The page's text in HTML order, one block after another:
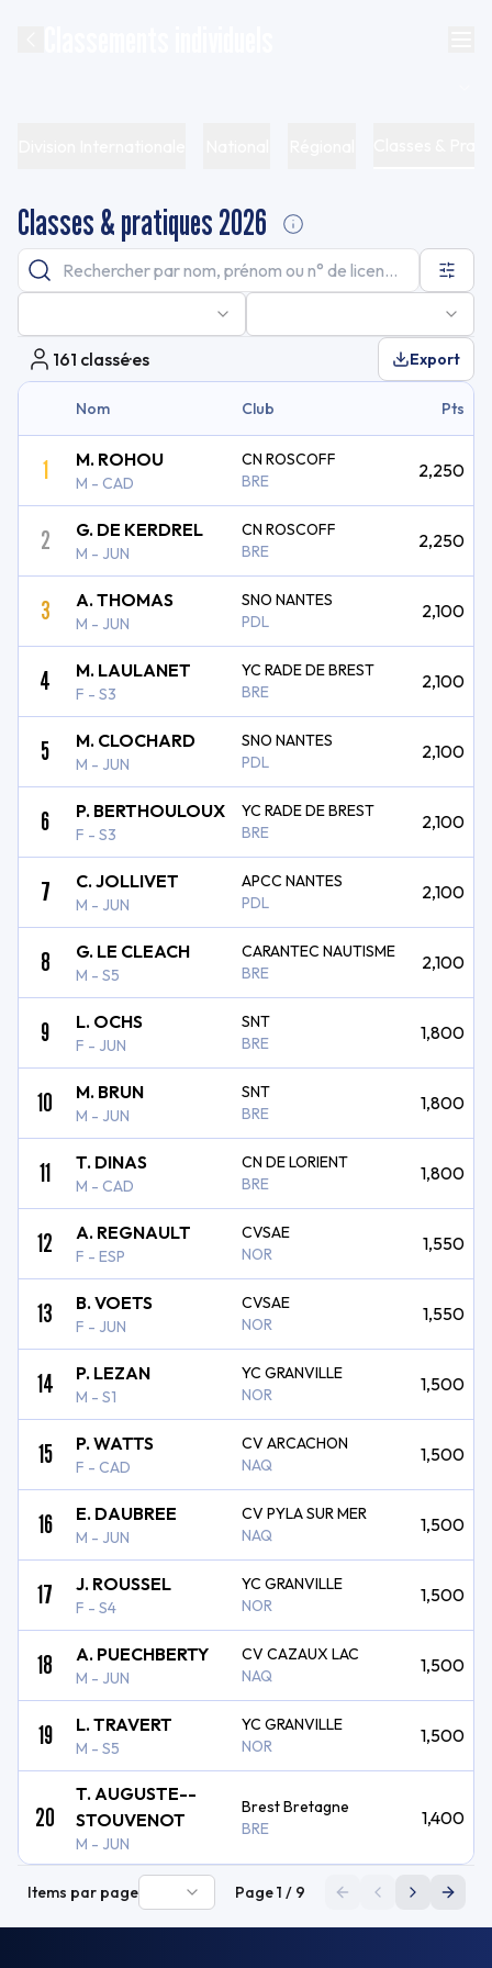
Classes & pratiques 2026
161 classé·es Export
Nom Club Pts
1 M. ROHOU
M - CAD
CN ROSCOFF
BRE
2,250
2 G. DE KERDREL
M - JUN
CN ROSCOFF
BRE
2,250
3 A. THOMAS
M - JUN
SNO NANTES
PDL
2,100
4 M. LAULANET
F - S3
YC RADE DE BREST
BRE
2,100
5 M. CLOCHARD
M - JUN
SNO NANTES
PDL
2,100
6 P. BERTHOULOUX
F - S3
YC RADE DE BREST
BRE
2,100
7 C. JOLLIVET
M - JUN
APCC NANTES
PDL
2,100
8 G. LE CLEACH
M - S5
CARANTEC NAUTISME
BRE
2,100
9 L. OCHS
F - JUN
SNT
BRE
1,800
10 M. BRUN
M - JUN
SNT
BRE
1,800
11 T. DINAS
M - CAD
CN DE LORIENT
BRE
1,800
12 A. REGNAULT
F - ESP
CVSAE
NOR
1,550
13 B. VOETS
F - JUN
CVSAE
NOR
1,550
14 P. LEZAN
M - S1
YC GRANVILLE
NOR
1,500
15 P. WATTS
F - CAD
CV ARCACHON
NAQ
1,500
16 E. DAUBREE
M - JUN
CV PYLA SUR MER
NAQ
1,500
17 J. ROUSSEL
F - S4
YC GRANVILLE
NOR
1,500
18 A. PUECHBERTY
M - JUN
CV CAZAUX LAC
NAQ
1,500
19 L. TRAVERT
M - S5
YC GRANVILLE
NOR
1,500
20
T. AUGUSTE--
STOUVENOT
M - JUN
Brest Bretagne
BRE
1,400
Items par page Page1 / 9 Première page
PagePage